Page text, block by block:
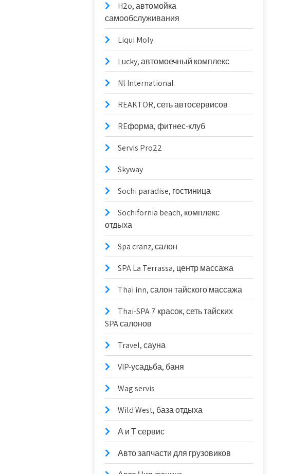
H2o, автомойка
самообслуживания
Liqui Moly
Lucky, автомоечный комплекс
Nl International
REAKTOR, сеть автосервисов
REформа, фитнес-клуб
Servis Pro22
Skyway
Sochi paradise, гостиница
Sochifornia beach, комплекс
отдыха
Spa cranz, салон
SPA La Terrassa, центр массажа
Thai inn, салон тайского массажа
Thai-SPA 7 красок, сеть тайских
SPA салонов
Travel, сауна
VIP-усадьба, баня
Wag servis
Wild West, база отдыха
А и Т сервис
Авто запчасти для грузовиков